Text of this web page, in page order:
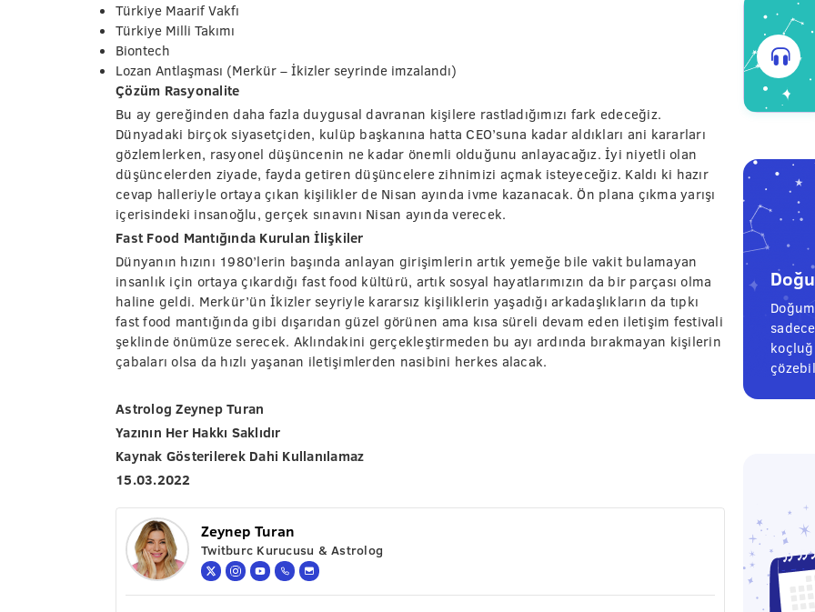
Türkiye Maarif Vakfı
Türkiye Milli Takımı
Biontech
Lozan Antlaşması (Merkür – İkizler seyrinde imzalandı)
Çözüm Rasyonalite
Bu ay gereğinden daha fazla duygusal davranan kişilere rastladığımızı fark edeceğiz.
Dünyadaki birçok siyasetçiden, kulüp başkanına hatta CEO’suna kadar aldıkları ani kararları
gözlemlerken, rasyonel düşüncenin ne kadar önemli olduğunu anlayacağız. İyi niyetli olan
düşüncelerden ziyade, fayda getiren düşüncelere zihnimizi açmak isteyeceğiz. Kaldı ki hazır
cevap halleriyle ortaya çıkan kişilikler de Nisan ayında ivme kazanacak. Ön plana çıkma yarışı
içerisindeki insanoğlu, gerçek sınavını Nisan ayında verecek.
Fast Food Mantığında Kurulan İlişkiler
Dünyanın hızını 1980’lerin başında anlayan girişimlerin artık yemeğe bile vakit bulamayan
insanlık için ortaya çıkardığı fast food kültürü, artık sosyal hayatlarımızın da bir parçası olma
haline geldi. Merkür’ün İkizler seyriyle kararsız kişiliklerin yaşadığı arkadaşlıkların da tıpkı
fast food mantığında gibi dışarıdan güzel görünen ama kısa süreli devam eden iletişim festivali
şeklinde önümüze serecek. Aklındakini gerçekleştirmeden bu ayı ardında bırakmayan kişilerin
çabaları olsa da hızlı yaşanan iletişimlerden nasibini herkes alacak.
Astrolog Zeynep Turan
Yazının Her Hakkı Saklıdır
Kaynak Gösterilerek Dahi Kullanılamaz
15.03.2022
Zeynep Turan
Twitburc Kurucusu & Astrolog